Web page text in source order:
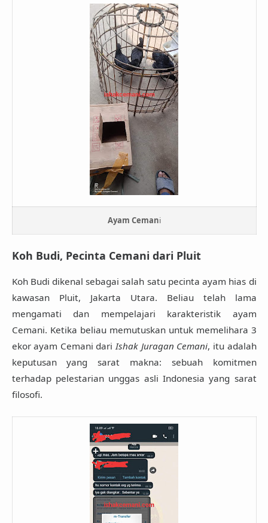
Ayam Cemani
Koh Budi, Pecinta Cemani dari Pluit
Koh Budi dikenal sebagai salah satu pecinta ayam hias di
kawasan Pluit, Jakarta Utara. Beliau telah lama
mengamati dan mempelajari karakteristik ayam
Cemani. Ketika beliau memutuskan untuk memelihara 3
ekor ayam Cemani dari Ishak Juragan Cemani, itu adalah
keputusan yang sarat makna: sebuah komitmen
terhadap pelestarian unggas asli Indonesia yang sarat
filosofi.